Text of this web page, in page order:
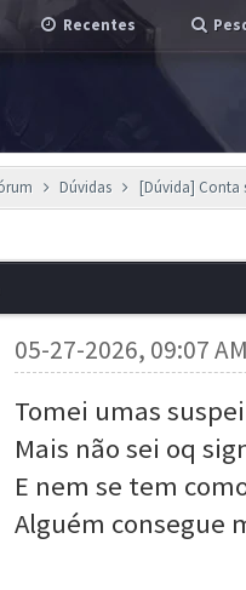
Recentes
Dúvidas [Dúvida] Conta
05-27-2026, 09:07
Tomei umas
Mais não sei oq
E nem se tem
Alguém consegue